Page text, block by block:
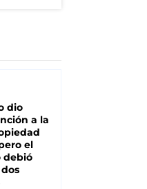
dio
a la
el
debió